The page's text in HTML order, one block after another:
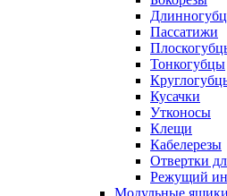
Пассатижи
Тонкогубцы
Кусачки
Утконосы
Клещи
Кабелерезы
Отвертки
Режущий
Модульные ящики